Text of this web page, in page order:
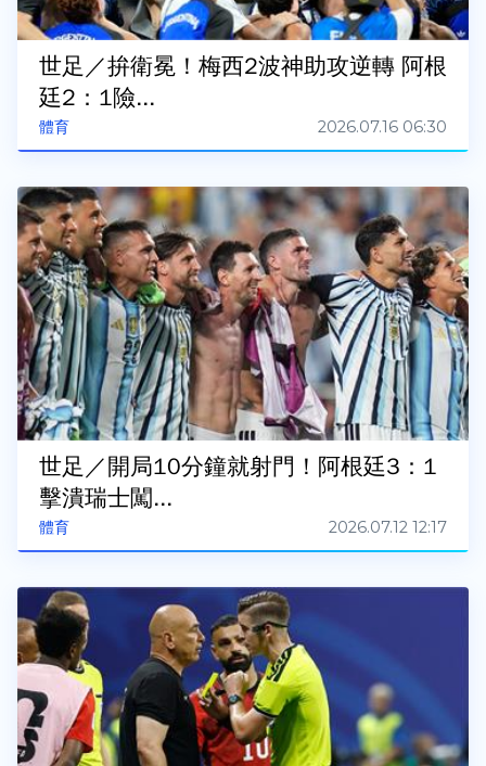
體育
世足／拚衛冕！梅西2波神助攻逆轉 阿根
廷2：1險...
2026.07.16 06:30
體育
世足／開局10分鐘就射門！阿根廷3：1
擊潰瑞士闖...
2026.07.12 12:17